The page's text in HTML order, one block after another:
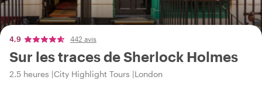
4,9 442 avis
Sur les traces de Sherlock Holmes
2.5 heures City Highlight Tours London